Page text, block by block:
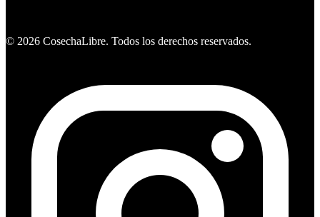
© 2026 CosechaLibre. Todos los derechos reservados.